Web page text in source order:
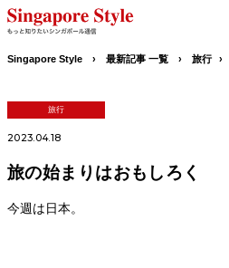
Singapore Style 最新記事 一覧 旅行
旅行
2023.04.18
旅の始まりはおもしろく
今週は日本。